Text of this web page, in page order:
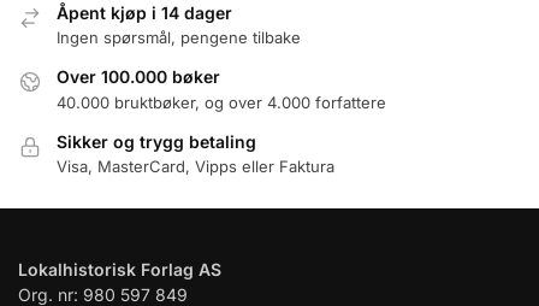
Åpent kjøp i 14 dager
Ingen spørsmål, pengene tilbake
Over 100.000 bøker
40.000 bruktbøker, og over 4.000 forfattere
Sikker og trygg betaling
Visa, MasterCard, Vipps eller Faktura
Lokalhistorisk Forlag AS
Org. nr: 980 597 849